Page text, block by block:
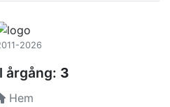
2026
årgång: 3
Hem